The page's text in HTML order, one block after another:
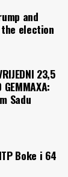
and
election
23,5
GEMMAXA:
Sadu
Boke i 64